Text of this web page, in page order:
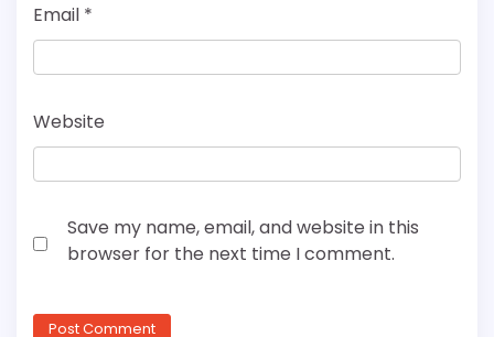
Email *
Website
Save my name, email, and website in this
browser for the next time I comment.